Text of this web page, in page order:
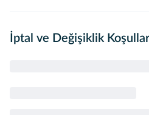
okey tavla kağıt takımları mevcut
İptal ve Değişiklik